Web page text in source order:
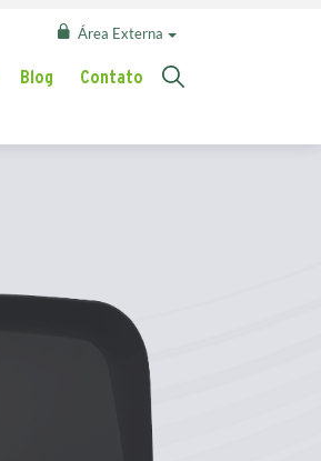
Área Externa
Blog Contato